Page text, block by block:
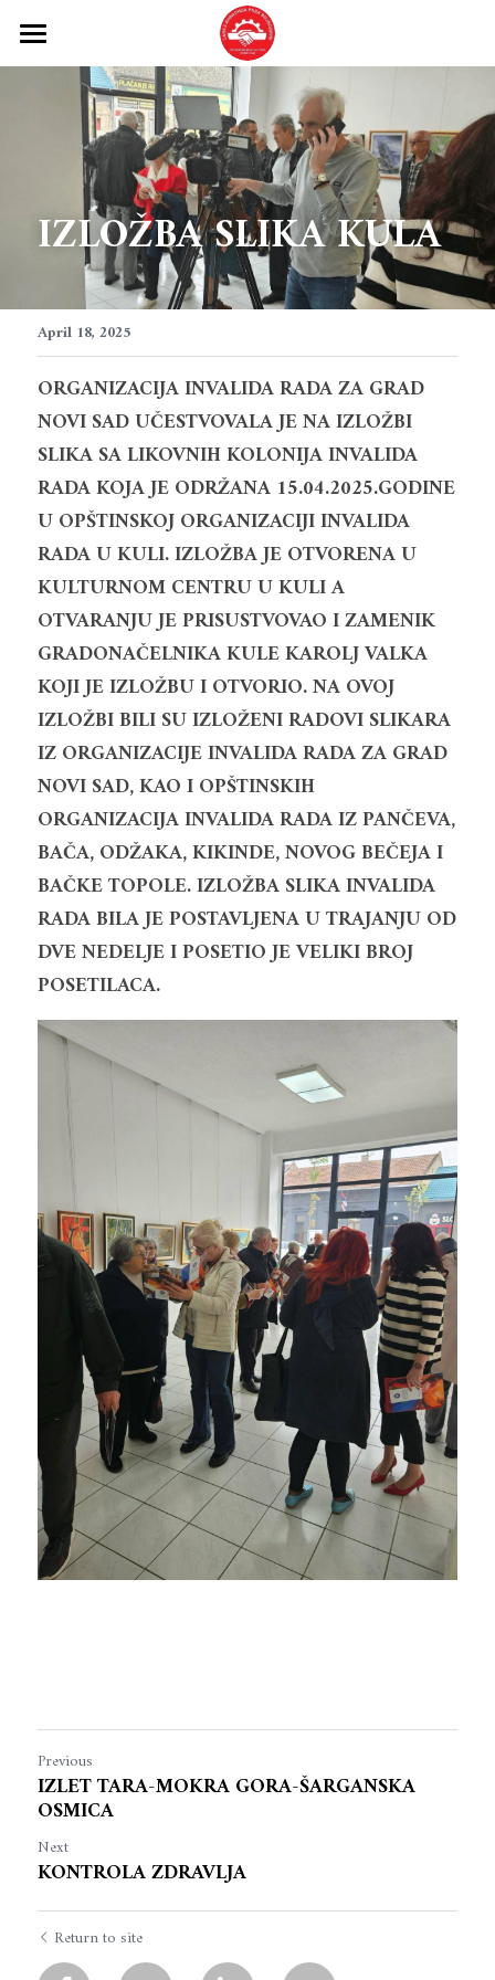
OIRNS
O nama
Usluge
Uključi se
Kontakt
Blog
EU kovencija o pravima OSI
IZLOŽBA SLIKA KULA
April 18, 2025
ORGANIZACIJA INVALIDA RADA ZA GRAD
NOVI SAD UČESTVOVALA JE NA IZLOŽBI
SLIKA SA LIKOVNIH KOLONIJA INVALIDA
RADA KOJA JE ODRŽANA 15.04.2025.GODINE
U OPŠTINSKOJ ORGANIZACIJI INVALIDA
RADA U KULI. IZLOŽBA JE OTVORENA U
KULTURNOM CENTRU U KULI A
OTVARANJU JE PRISUSTVOVAO I ZAMENIK
GRADONAČELNIKA KULE KAROLJ VALKA
KOJI JE IZLOŽBU I OTVORIO. NA OVOJ
IZLOŽBI BILI SU IZLOŽENI RADOVI SLIKARA
IZ ORGANIZACIJE INVALIDA RADA ZA GRAD
NOVI SAD, KAO I OPŠTINSKIH
ORGANIZACIJA INVALIDA RADA IZ PANČEVA,
BAČA, ODŽAKA, KIKINDE, NOVOG BEČEJA I
BAČKE TOPOLE. IZLOŽBA SLIKA INVALIDA
RADA BILA JE POSTAVLJENA U TRAJANJU OD
DVE NEDELJE I POSETIO JE VELIKI BROJ
POSETILACA.
Previous
IZLET TARA-MOKRA GORA-ŠARGANSKA
OSMICA
Next
KONTROLA ZDRAVLJA
Return to site